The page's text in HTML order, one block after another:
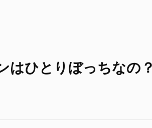
はひとりぼっちなの